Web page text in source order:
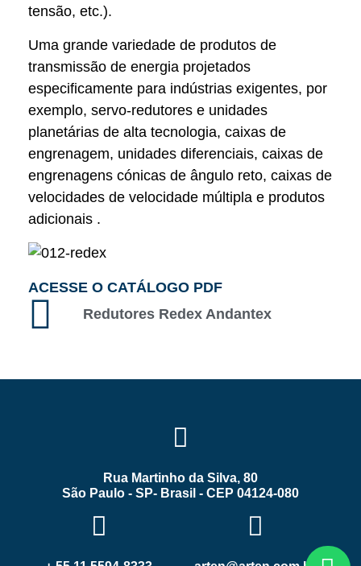
tensão, etc.).
Uma grande variedade de produtos de
transmissão de energia projetados
especificamente para indústrias exigentes, por
exemplo, servo-redutores e unidades
planetárias de alta tecnologia, caixas de
engrenagem, unidades diferenciais, caixas de
engrenagens cónicas de ângulo reto, caixas de
velocidades de velocidade múltipla e produtos
adicionais .
ACESSE O CATÁLOGO PDF
Redutores Redex Andantex
Rua Martinho da Silva, 80
São Paulo - SP- Brasil - CEP 04124-080